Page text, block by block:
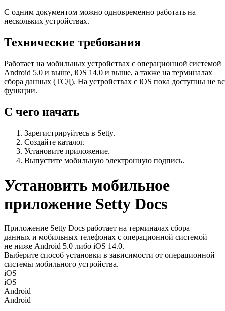
С одним документом можно одновременно работать на
нескольких устройствах.
Технические требования
Работает на мобильных устройствах с операционной системой
Android 5.0 и выше, iOS 14.0 и выше, а также на терминалах
сбора данных (ТСД). На устройствах с iOS пока доступны не
функции.
С чего начать
Зарегистрируйтесь в Setty.
Создайте каталог.
Установите приложение.
Выпустите мобильную электронную подпись.
Установить мобильное
приложение Setty Docs
Приложение Setty Docs работает на терминалах сбора
данных и мобильных телефонах с операционной системой
не ниже Android 5.0 либо iOS 14.0.
Выберите способ установки в зависимости от операционной
системы мобильного устройства.
iOS
iOS
Android
Android